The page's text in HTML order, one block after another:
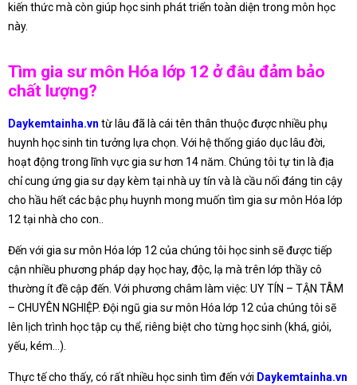
kiến thức mà còn giúp học sinh phát triển toàn diện trong môn học
này.
Tìm gia sư môn Hóa lớp 12 ở đâu đảm bảo
chất lượng?
Daykemtainha.vn từ lâu đã là cái tên thân thuộc được nhiều phụ
huynh học sinh tin tưởng lựa chọn. Với hệ thống giáo dục lâu đời,
hoạt động trong lĩnh vực gia sư hơn 14 năm. Chúng tôi tự tin là địa
chỉ cung ứng gia sư dạy kèm tại nhà uy tín và là cầu nối đáng tin cậy
cho hầu hết các bậc phụ huynh mong muốn tìm gia sư môn Hóa lớp
12 tại nhà cho con..
Đến với gia sư môn Hóa lớp 12 của chúng tôi học sinh sẽ được tiếp
cận nhiều phương pháp dạy học hay, độc, lạ mà trên lớp thầy cô
thường ít đề cập đến. Với phương châm làm việc: UY TÍN – TẬN TÂM
– CHUYÊN NGHIỆP. Đội ngũ gia sư môn Hóa lớp 12 của chúng tôi sẽ
lên lịch trình học tập cụ thể, riêng biệt cho từng học sinh (khá, giỏi,
yếu, kém…).
Thực tế cho thấy, có rất nhiều học sinh tìm đến với Daykemtainha.vn